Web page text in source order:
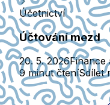
Účetnictví
Účtování mezd
20. 5. 2026Finance
9 minut čteníSdílet